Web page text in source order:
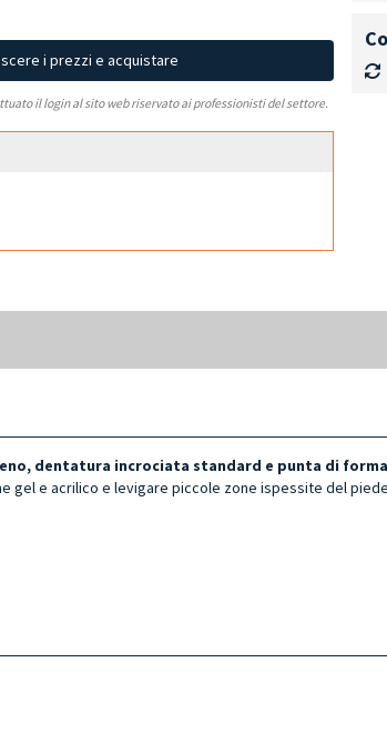
i prezzi e acquistare
il login al sito web riservato ai professionisti del settore.
dentatura incrociata standard e punta di
gel e acrilico e levigare piccole zone ispessite del